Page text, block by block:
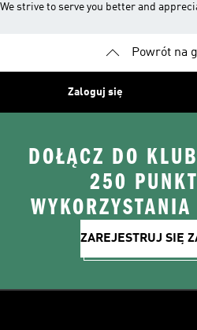
We strive to serve you better and
Powrót na
Zaloguj się
DOŁĄCZ DO
250
ZAREJESTRUJ SIĘ